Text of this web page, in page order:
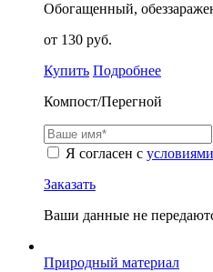
Обогащенный,
от 130 руб.
Купить Подробнее
Компост/Перегной
Я согласен с
Заказать
Ваши данные не
Природный материал